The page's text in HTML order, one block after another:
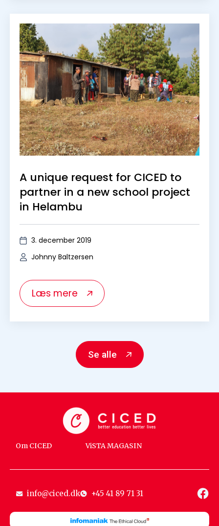
A unique request for CICED to
partner in a new school project
in Helambu
3. december 2019
Johnny Baltzersen
Læs mere
Se alle
Om CICED ViSTA MAGASIN
Tilmeld dig vores
nyhedsbrev